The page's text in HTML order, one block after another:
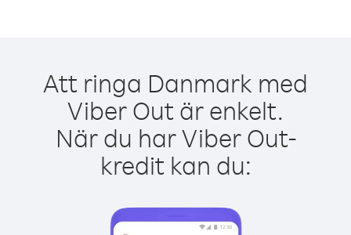
Att ringa Danmark med
Viber Out är enkelt.
När du har Viber Out-
kredit kan du: